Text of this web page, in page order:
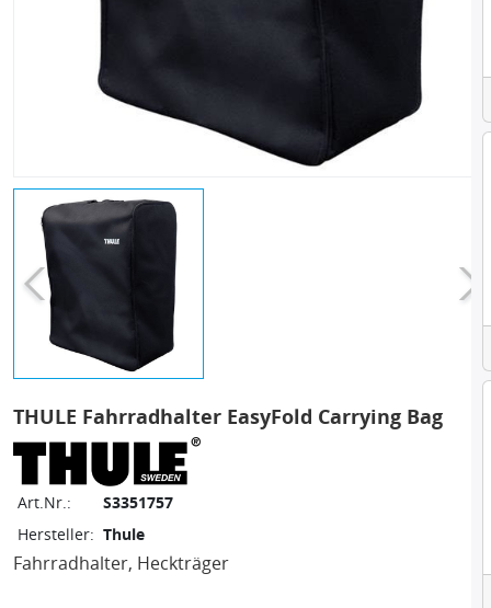
THULE Fahrradhalter EasyFold Carrying Bag
Art.Nr.:
S3351757
Hersteller: Thule
Fahrradhalter, Heckträger